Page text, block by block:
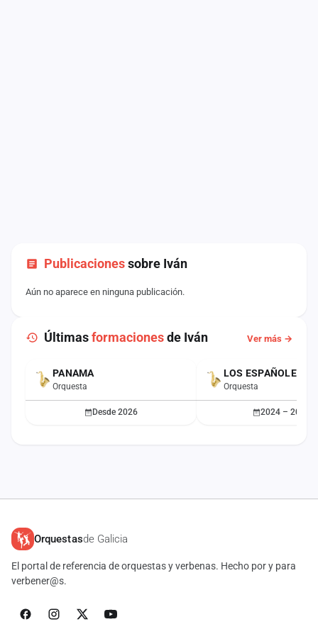
Publicacionessobre Iván
Aún no aparece en ninguna publicación.
Últimasformacionesde Iván Ver más →
ACTUALPANAMA
Orquesta
Desde 2026
LOS ESPAÑOLES
Orquesta
2024 – 2025
Orquestasde Galicia
El portal de referencia de orquestas y verbenas. Hecho por y para
verbener@s.